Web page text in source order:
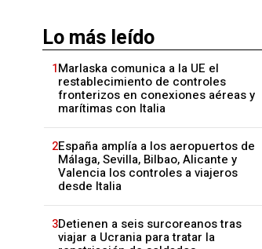
Lo más leído
1Marlaska comunica a la UE el
restablecimiento de controles
fronterizos en conexiones aéreas y
marítimas con Italia
2España amplía a los aeropuertos de
Málaga, Sevilla, Bilbao, Alicante y
Valencia los controles a viajeros
desde Italia
3Detienen a seis surcoreanos tras
viajar a Ucrania para tratar la